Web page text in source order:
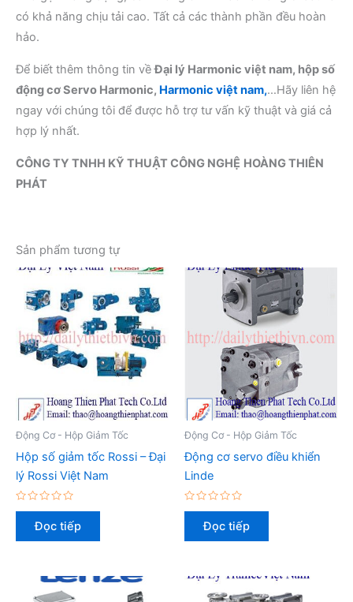
có khả năng chịu tải cao. Tất cả các thành phần đều hoàn
hảo.
Để biết thêm thông tin vềĐại lý Harmonic việt nam, hộp số
động cơ Servo Harmonic, Harmonic việt nam,…Hãy liên hệ
ngay với chúng tôi để được hỗ trợ tư vấn kỹ thuật và giá cả
hợp lý nhất.
CÔNG TY TNHH KỸ THUẬT CÔNG NGHỆ HOÀNG THIÊN
PHÁT
Sản phẩm tương tự
Động Cơ - Hộp Giảm Tốc
Hộp số giảm tốc Rossi – Đại
lý Rossi Việt Nam
Được
xếp
hạngĐọc tiếp
Động Cơ - Hộp Giảm Tốc
Động cơ servo điều khiển
Linde
Được
xếp
hạngĐọc tiếp